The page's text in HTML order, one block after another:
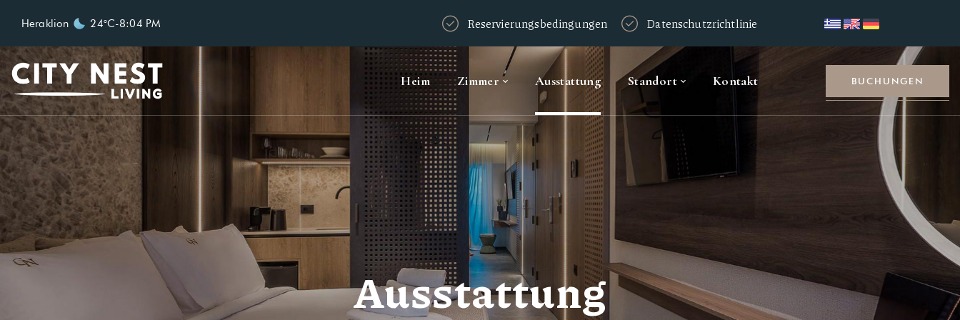
Heraklion 24°C-8:04 PM Reservierungsbedingungen Datenschutzrichtlinie
Heim Zimmer Ausstattung Standort Kontakt BUCHUNGEN
Ausstattung